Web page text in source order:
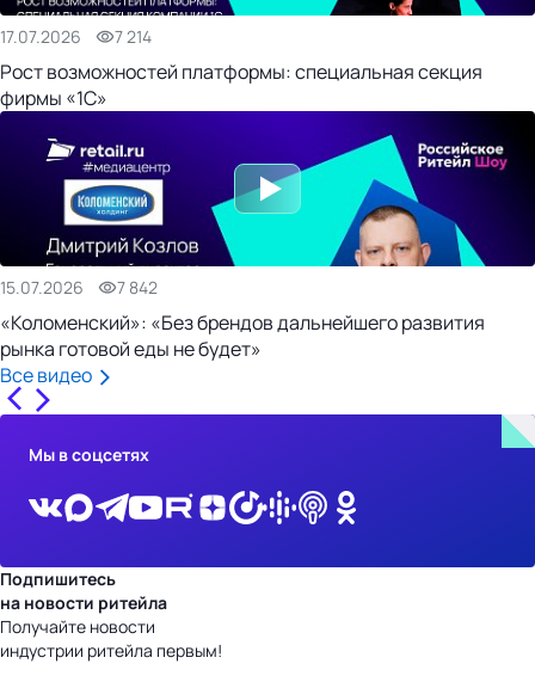
17.07.2026 7 214
Рост возможностей платформы: специальная секция
фирмы «1С»
15.07.2026 7 842
«Коломенский»: «Без брендов дальнейшего развития
рынка готовой еды не будет»
Все видео
Мы в соцсетях
Подпишитесь
на новости ритейла
Получайте новости
индустрии ритейла первым!